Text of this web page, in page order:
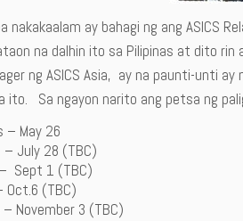
nakakaalam ay bahagi ng ang ASICS
na dalhin ito sa Pilipinas at dito rin
ng ASICS Asia, ay na paunti-unti
ito. Sa ngayon narito ang petsa ng
– May 26
July 28 (TBC)
Sept 1 (TBC)
Oct.6 (TBC)
– November 3 (TBC)